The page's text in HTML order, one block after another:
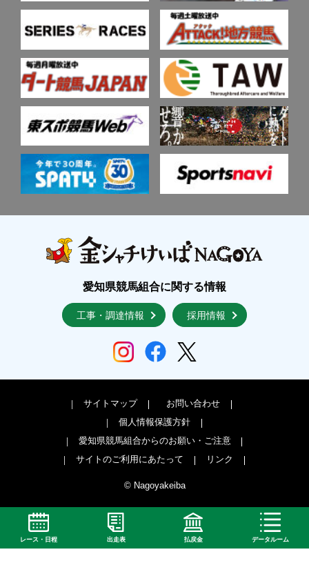
レース・日程 出走表 払戻金 データルーム
愛知県競馬組合に関する情報
工事・調達情報 採用情報
サイトマップ
お問い合わせ
個人情報保護方針
愛知県競馬組合からのお願い・ご注意
サイトのご利用にあたって
リンク
© Nagoyakeiba